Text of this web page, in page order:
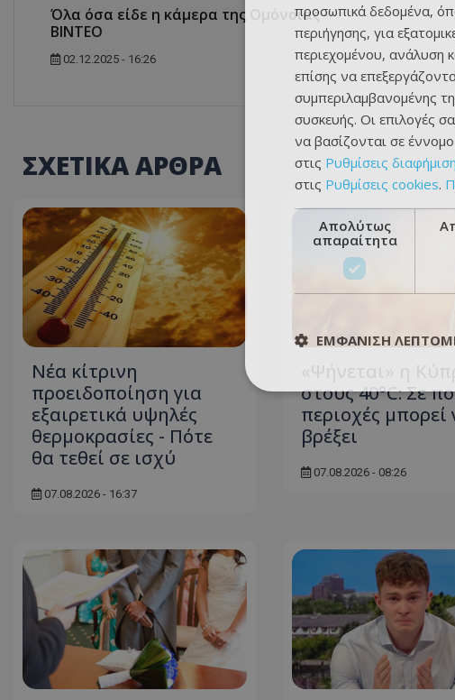
Όλα όσα είδε η κάμερα της Ομόνοιας -
ΒΙΝΤΕΟ
02.12.2025 - 16:26
ΣΧΕΤΙΚΑ ΑΡΘΡΑ
Νέα κίτρινη
προειδοποίηση για
εξαιρετικά υψηλές
θερμοκρασίες - Πότε
θα τεθεί σε ισχύ
07.08.2026 - 16:37
στους 40°C: Σε
περιοχές μπορεί
βρέξει
07.08.2026 - 08:26
προσωπικά δεδομένα,
περιήγησης, για
περιεχομένου, ανάλυση
επίσης να
συμπεριλαμβανομένης
συσκευής. Οι επιλογές
να βασίζονται σε
στις Ρυθμίσεις
στις Ρυθμίσεις cookies.
Απολύτως
απαραίτητα
ΕΜΦΆΝΙΣΗ